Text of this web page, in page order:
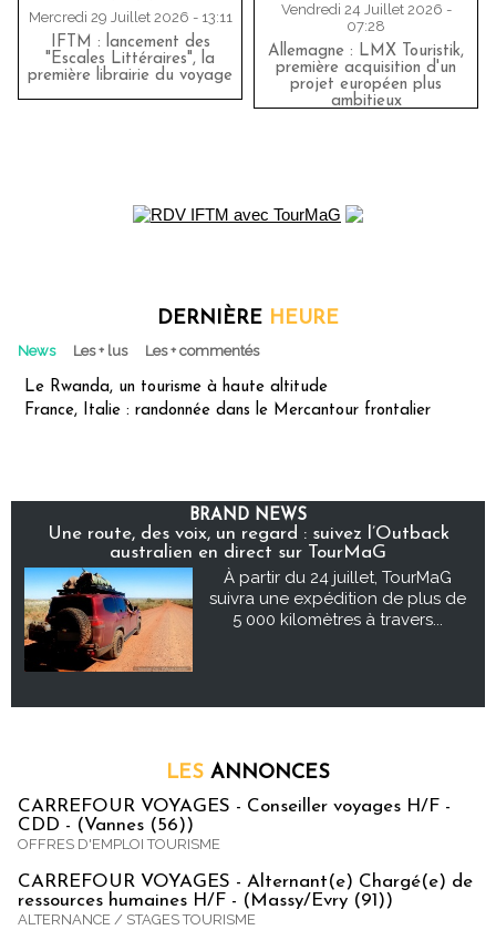
Mercredi 29 Juillet 2026 - 13:11
IFTM : lancement des
"Escales Littéraires", la
première librairie du voyage
Vendredi 24 Juillet 2026 -
07:28
Allemagne : LMX Touristik,
première acquisition d'un
projet européen plus
ambitieux
DERNIÈRE HEURE
News Les + lus Les + commentés
Le Rwanda, un tourisme à haute altitude
France, Italie : randonnée dans le Mercantour frontalier
BRAND NEWS
Une route, des voix, un regard : suivez l’Outback
australien en direct sur TourMaG
À partir du 24 juillet, TourMaG
suivra une expédition de plus de
5 000 kilomètres à travers...
LES ANNONCES
CARREFOUR VOYAGES - Conseiller voyages H/F -
CDD - (Vannes (56))
OFFRES D'EMPLOI TOURISME
CARREFOUR VOYAGES - Alternant(e) Chargé(e) de
ressources humaines H/F - (Massy/Evry (91))
ALTERNANCE / STAGES TOURISME